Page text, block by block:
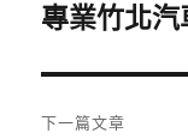
導
覽
一
文
章:
專業竹北汽
下一篇文章